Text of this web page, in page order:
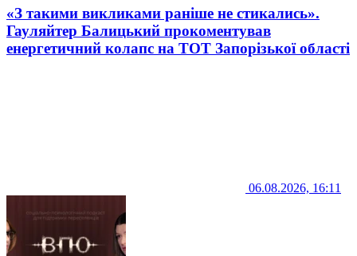
«З такими викликами раніше не стикались».
Гауляйтер Балицький прокоментував
енергетичний колапс на ТОТ Запорізької області
06.08.2026, 16:11